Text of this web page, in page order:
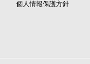
個人情報保護方針